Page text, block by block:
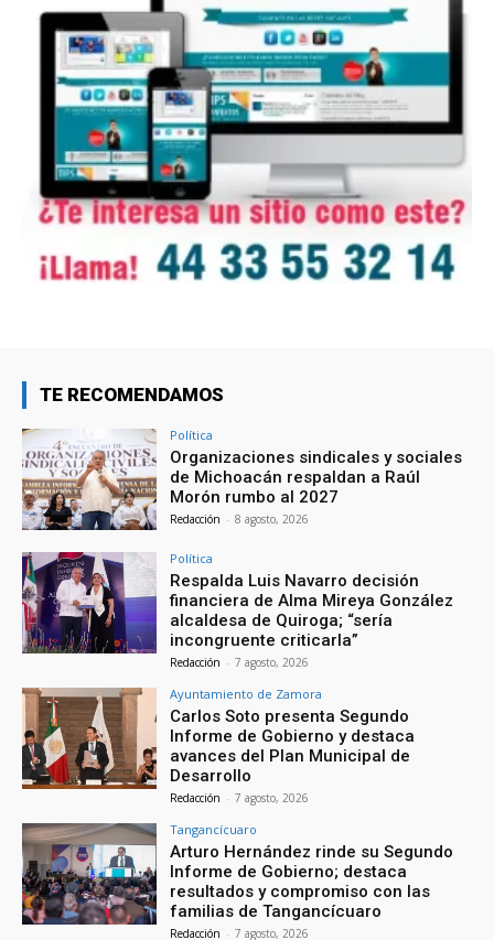
TE RECOMENDAMOS
Política
Organizaciones sindicales y sociales
de Michoacán respaldan a Raúl
Morón rumbo al 2027
Redacción - 8 agosto, 2026
Política
Respalda Luis Navarro decisión
financiera de Alma Mireya González
alcaldesa de Quiroga; “sería
incongruente criticarla”
Redacción - 7 agosto, 2026
Ayuntamiento de Zamora
Carlos Soto presenta Segundo
Informe de Gobierno y destaca
avances del Plan Municipal de
Desarrollo
Redacción - 7 agosto, 2026
Tangancícuaro
Arturo Hernández rinde su Segundo
Informe de Gobierno; destaca
resultados y compromiso con las
familias de Tangancícuaro
Redacción - 7 agosto, 2026